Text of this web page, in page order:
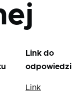
Link do
odpowiedzi
Link